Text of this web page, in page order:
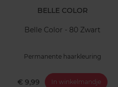
BELLE COLOR
Belle Color - 80 Zwart
Permanente haarkleuring
€ 9,99 In winkelmandje